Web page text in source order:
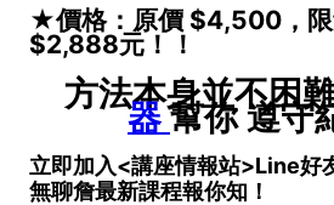
★價格：原價 $4,500，
$2,888元！！
方法本身並不困
器幫你 遵守
立即加入<講座情報站>Line好
無聊詹最新課程報你知！